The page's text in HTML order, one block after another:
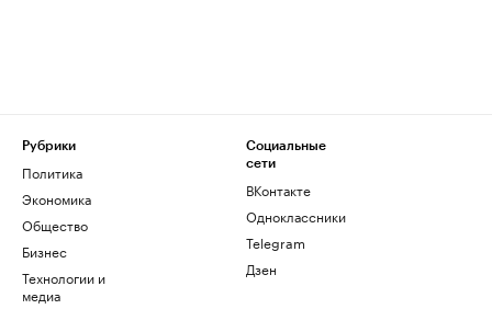
Рубрики
Политика
Экономика
Общество
Бизнес
Технологии и
медиа
Социальные
сети
ВКонтакте
Одноклассники
Telegram
Дзен